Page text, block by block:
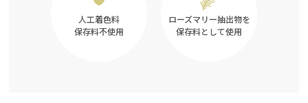
人工着色料
保存料不使用
ローズマリー抽出物を
保存料として使用